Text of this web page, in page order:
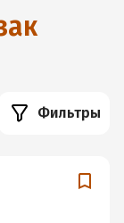
Фильтры